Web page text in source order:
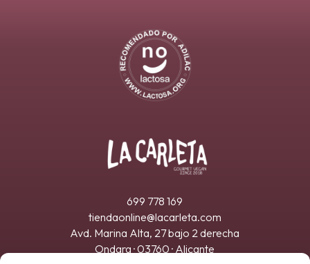
699 778 169
tiendaonline@lacarleta.com
Avd. Marina Alta, 27 bajo 2 derecha
Ondara · 03760 · Alicante